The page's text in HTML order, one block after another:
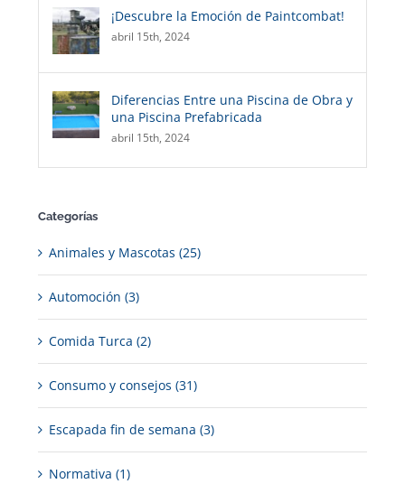
¡Descubre la Emoción de Paintcombat!
abril 15th, 2024
Diferencias Entre una Piscina de Obra y
una Piscina Prefabricada
abril 15th, 2024
Categorías
Animales y Mascotas (25)
Automoción (3)
Comida Turca (2)
Consumo y consejos (31)
Escapada fin de semana (3)
Normativa (1)